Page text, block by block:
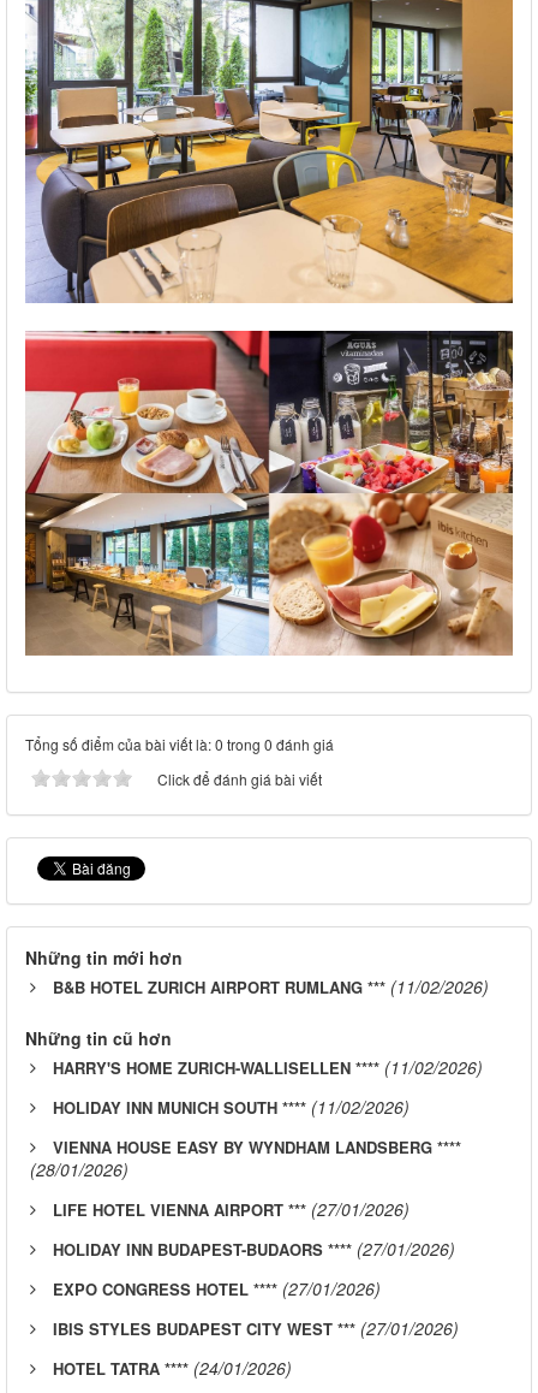
Tổng số điểm của bài viết là: 0 trong 0 đánh giá
Click để đánh giá bài viết
Những tin mới hơn
B&B HOTEL ZURICH AIRPORT RUMLANG *** (11/02/2026)
Những tin cũ hơn
HARRY'S HOME ZURICH-WALLISELLEN **** (11/02/2026)
HOLIDAY INN MUNICH SOUTH **** (11/02/2026)
VIENNA HOUSE EASY BY WYNDHAM LANDSBERG ****
(28/01/2026)
LIFE HOTEL VIENNA AIRPORT *** (27/01/2026)
HOLIDAY INN BUDAPEST-BUDAORS **** (27/01/2026)
EXPO CONGRESS HOTEL **** (27/01/2026)
IBIS STYLES BUDAPEST CITY WEST *** (27/01/2026)
HOTEL TATRA **** (24/01/2026)